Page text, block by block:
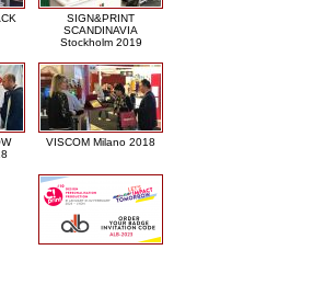
SIGN&PRINT
SCANDINAVIA
Stockholm 2019
VISCOM Milano 2018